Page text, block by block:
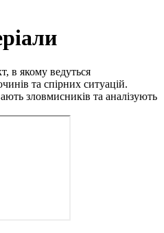
в якому ведуться
та спірних ситуацій.
зловмисників та аналізують